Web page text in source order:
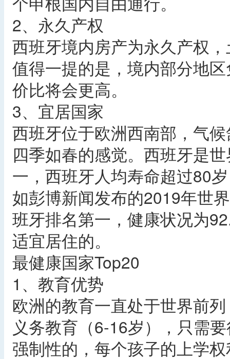
2、永久产权
西班牙境内房产为永久产权
值得一提的是，境内部分地
价比将会更高。
3、宜居国家
西班牙位于欧洲西南部，气
四季如春的感觉。西班牙是
一，西班牙人均寿命超过80
如彭博新闻发布的2019年世
班牙排名第一，健康状况为
适宜居住的。
最健康国家Top20
1、教育优势
欧洲的教育一直处于世界前
义务教育（6-16岁），只需
强制性的，每个孩子的上学